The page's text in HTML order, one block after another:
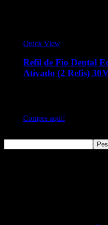
Quick View
Refil de Fio Dental
Ativado (2 Refis)
Compre aqui!